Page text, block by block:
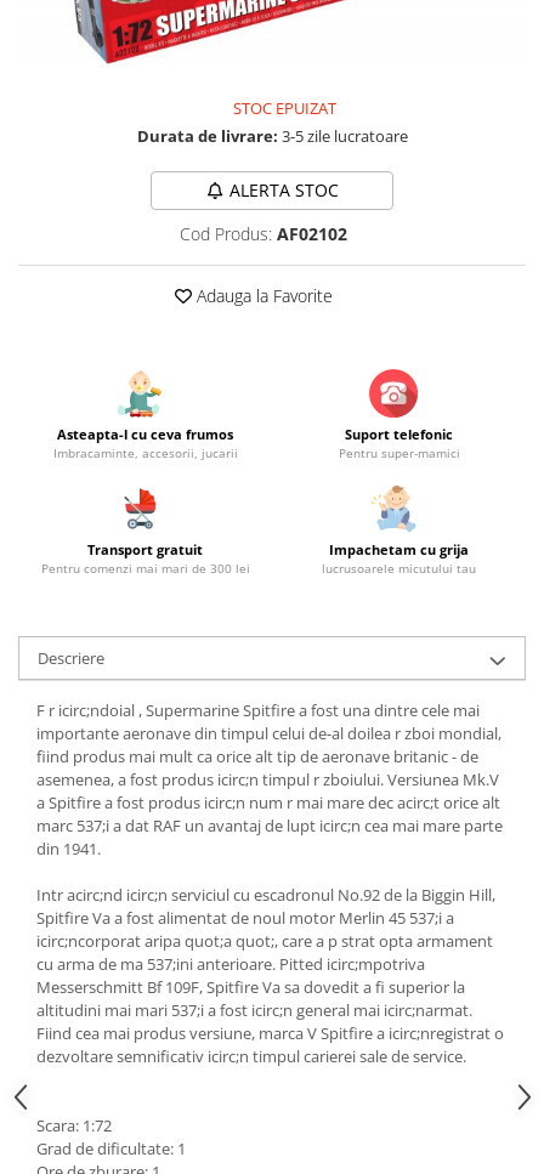
Jucarii si jocuri exterior
Kituri constructie si pictura
Machete auto Diecast
Masini, trenuri, avioane
Accesorii
Role, patine cu rotile
Organizatoare
STOC EPUIZAT
Durata de livrare: 3-5 zile lucratoare
ALERTA STOC
Cod Produs: AF02102
Adauga la Favorite
Asteapta-l cu ceva frumos
Imbracaminte, accesorii, jucarii
Suport telefonic
Pentru super-mamici
Transport gratuit
Pentru comenzi mai mari de 300 lei
Impachetam cu grija
lucrusoarele micutului tau
Descriere
F r icirc;ndoial , Supermarine Spitfire a fost una dintre cele mai
importante aeronave din timpul celui de-al doilea r zboi mondial,
fiind produs mai mult ca orice alt tip de aeronave britanic - de
asemenea, a fost produs icirc;n timpul r zboiului.Versiunea Mk.V
a Spitfire a fost produs icirc;n num r mai mare dec acirc;t orice alt
marc 537;i a dat RAF un avantaj de lupt icirc;n cea mai mare parte
din 1941.
Intr acirc;nd icirc;n serviciul cu escadronul No.92 de la Biggin Hill,
Spitfire Va a fost alimentat de noul motor Merlin 45 537;i a
icirc;ncorporat aripa quot;a quot;, care a p strat opta armament
cu arma de ma 537;ini anterioare. Pitted icirc;mpotriva
Messerschmitt Bf 109F, Spitfire Va sa dovedit a fi superior la
altitudini mai mari 537;i a fost icirc;n general mai icirc;narmat.
Fiind cea mai produs versiune, marca V Spitfire a icirc;nregistrat o
dezvoltare semnificativ icirc;n timpul carierei sale de service.
Scara: 1:72
Grad de dificultate: 1